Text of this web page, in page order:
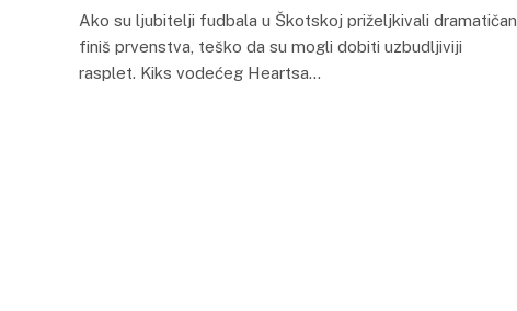
Ako su ljubitelji fudbala u Škotskoj priželjkivali dramatičan
finiš prvenstva, teško da su mogli dobiti uzbudljiviji
rasplet. Kiks vodećeg Heartsa…